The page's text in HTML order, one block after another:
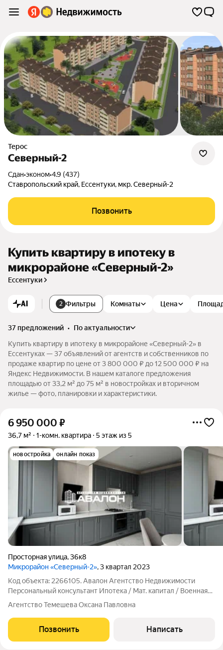
Терос
Северный-2
Сдан•эконом•4.9 (437)
Ставропольский край, Ессентуки, мкр. Северный-2
Позвонить
Купить квартиру в ипотеку в
микрорайоне «Северный-2»
Ессентуки
AI 2 Фильтры Комнаты Цена
37 предложений •
по актуальности
Купить квартиру в ипотеку в микрорайоне «Северный-2» в
Ессентуках — 37 объявлений от агентств и собственников по
продаже квартир по цене от 3 800 000 ₽ до 12 500 000 ₽ на
Яндекс Недвижимости. В нашем каталоге предложения
площадью от 33,2 м² до 75 м² в новостройках и вторичном
жилье — фото, планировки и характеристики.
6 950 000 ₽
36,7 м² 1-комн. квартира 5 этаж из 5
новостройка онлайн показ
Просторная улица,36к8
Микрорайон «Северный-2», 3 квартал 2023
Код объекта: 2266105. Авалон Агентство Недвижимости
Персональный консультант Ипотека / Мат. капитал / Военная
ипотека Юр. Сопровождение Просторная квартира рядом с
Ремонт в светлых тонах; При
Агентство Темешева Оксана Павловна
Позвонить Написать